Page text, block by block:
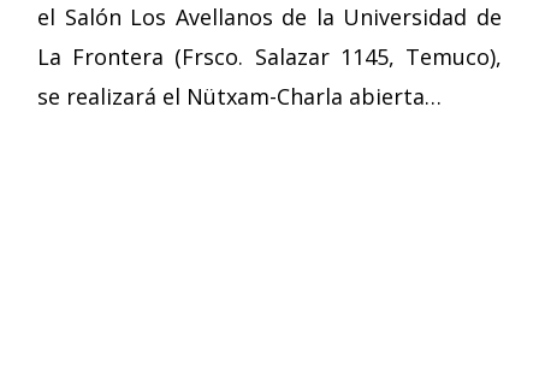
el Salón Los Avellanos de la Universidad de
La Frontera (Frsco. Salazar 1145, Temuco),
se realizará el Nütxam-Charla abierta…